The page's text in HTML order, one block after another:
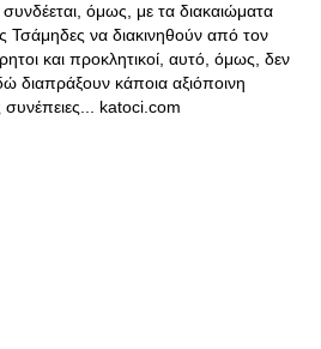
όμως, με τα διακαιώματα
Τσάμηδες να διακινηθούν από τον
και προκλητικοί, αυτό, όμως, δεν
διαπράξουν κάποια αξιόποινη
katoci.com